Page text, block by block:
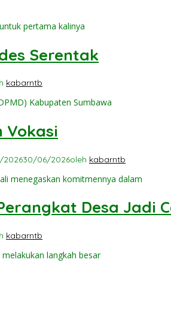
pertama kalinya
Serentak
kabarntb
Kabupaten Sumbawa
Vokasi
202630/06/2026oleh kabarntb
menegaskan komitmennya dalam
Desa Jadi
kabarntb
langkah besar